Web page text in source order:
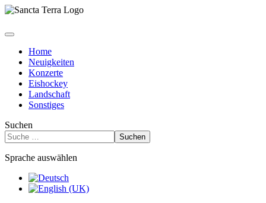
Home
Neuigkeiten
Konzerte
Eishockey
Landschaft
Sonstiges
Suchen
Suchen
Sprache auswählen